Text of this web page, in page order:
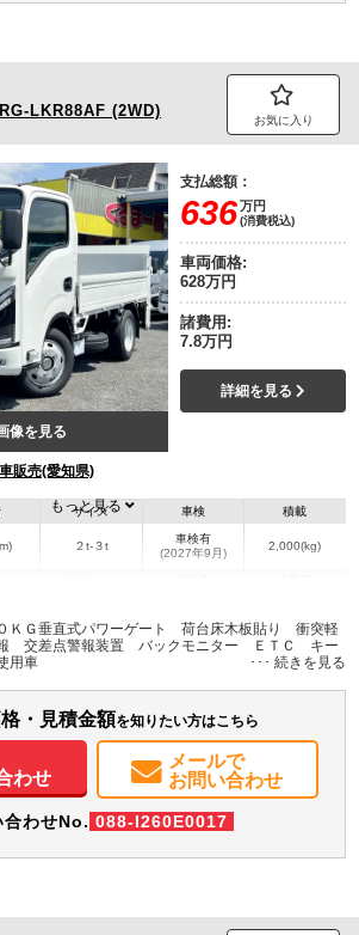
LKR88AF (2WD)
お気に入り
像を見る
販売(愛知県)
支払総額：
636万円
(消費税込)
車両価格:
628万円
諸費用:
7.8万円
詳細を見る
サイズ
２t-３t
車検
車検有
(2027年9月)
積載
2,000(kg)
W:1,690
H:1,970
無
ーウィンドウ ABS エアバッグ
集中ドアロック
クモニター
取扱説明書（一部含む）
もっと見る
ＫＧ垂直式パワーゲート 荷台床木板貼り 衝突軽
交差点警報装置 バックモニター ＥＴＣ キー
用車
・見積金額を知りたい方はこちら
わせ
メールで
お問い合わせ
合わせNo. 088-I260E0017